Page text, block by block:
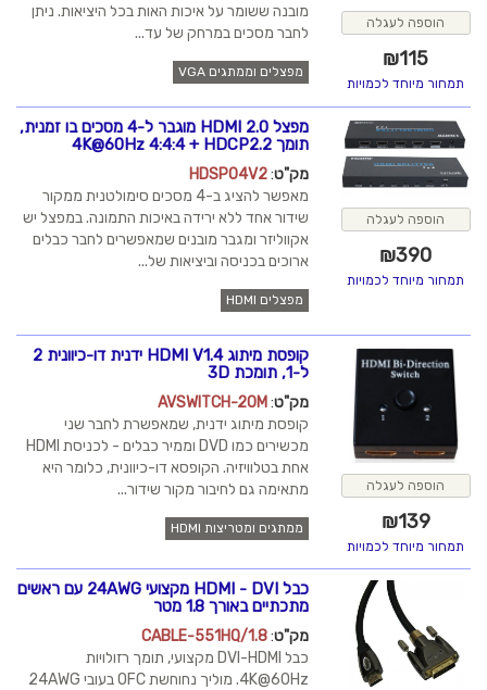
הוספה לעגלה
₪115
תמחור מיוחד לכמויות
מובנה ששומר על איכות האות בכל היציאות. ניתן
לחבר מסכים במרחק של עד...
מפצלים וממתגים VGA
הוספה לעגלה
₪390
תמחור מיוחד לכמויות
מפצל HDMI 2.0 מוגבר ל-4 מסכים בו זמנית,
תומך 4K@60Hz 4:4:4 + HDCP2.2
מק"ט:
HDSP04V2
מאפשר להציג ב-4 מסכים סימולטנית ממקור
שידור אחד ללא ירידה באיכות התמונה. במפצל יש
אקווליזר ומגבר מובנים שמאפשרים לחבר כבלים
ארוכים בכניסה וביציאות של...
מפצלים HDMI
הוספה לעגלה
₪139
תמחור מיוחד לכמויות
קופסת מיתוג HDMI V1.4 ידנית דו-כיוונית 2
ל-1, תומכת 3D
מק"ט:
AVSWITCH-20M
קופסת מיתוג ידנית, שמאפשרת לחבר שני
מכשירים כמו DVD וממיר כבלים - לכניסת HDMI
אחת בטלוויזיה. הקופסא דו-כיוונית, כלומר היא
מתאימה גם לחיבור מקור שידור...
ממתגים ומטריצות HDMI
כבל HDMI - DVI מקצועי 24AWG עם ראשים
מתכתיים באורך 1.8 מטר
מק"ט:
CABLE-551HQ/1.8
כבל DVI-HDMI מקצועי, תומך רזולויות
4K@60Hz. מוליך נחוחשת OFC בעובי 24AWG